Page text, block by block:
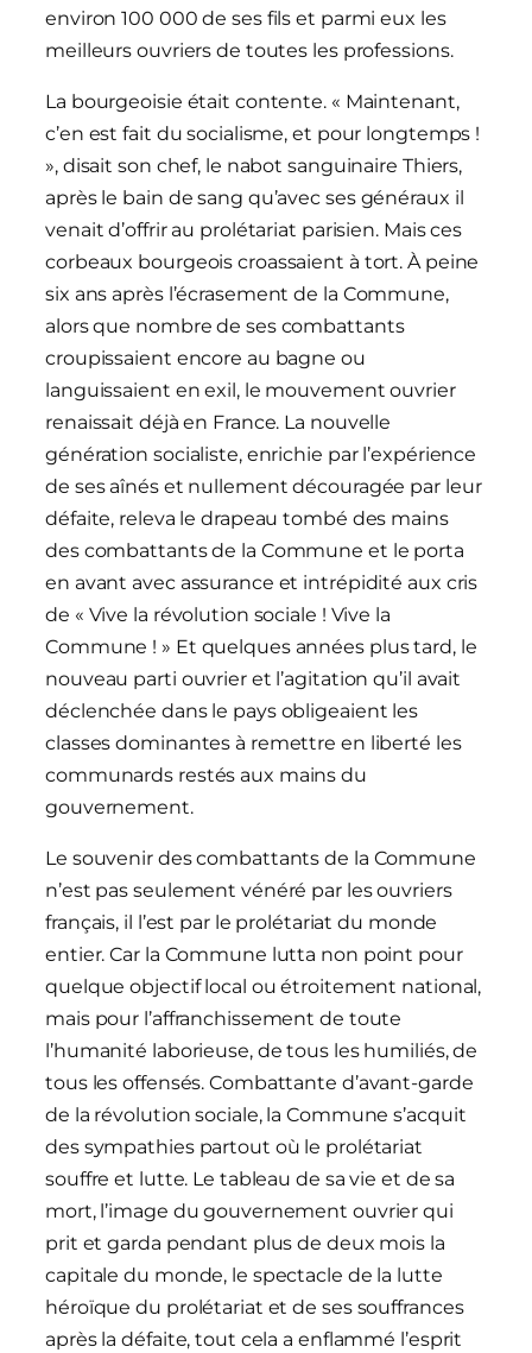
environ 100 000 de ses fils et parmi eux les
meilleurs ouvriers de toutes les professions.
La bourgeoisie était contente. « Maintenant,
c’en est fait du socialisme, et pour longtemps !
», disait son chef, le nabot sanguinaire Thiers,
après le bain de sang qu’avec ses généraux il
venait d’offrir au prolétariat parisien. Mais ces
corbeaux bourgeois croassaient à tort. À peine
six ans après l’écrasement de la Commune,
alors que nombre de ses combattants
croupissaient encore au bagne ou
languissaient en exil, le mouvement ouvrier
renaissait déjà en France. La nouvelle
génération socialiste, enrichie par l’expérience
de ses aînés et nullement découragée par leur
défaite, releva le drapeau tombé des mains
des combattants de la Commune et le porta
en avant avec assurance et intrépidité aux cris
de « Vive la révolution sociale ! Vive la
Commune ! » Et quelques années plus tard, le
nouveau parti ouvrier et l’agitation qu’il avait
déclenchée dans le pays obligeaient les
classes dominantes à remettre en liberté les
communards restés aux mains du
gouvernement.
Le souvenir des combattants de la Commune
n’est pas seulement vénéré par les ouvriers
français, il l’est par le prolétariat du monde
entier. Car la Commune lutta non point pour
quelque objectif local ou étroitement national,
mais pour l’affranchissement de toute
l’humanité laborieuse, de tous les humiliés, de
tous les offensés. Combattante d’avant-garde
de la révolution sociale, la Commune s’acquit
des sympathies partout où le prolétariat
souffre et lutte. Le tableau de sa vie et de sa
mort, l’image du gouvernement ouvrier qui
prit et garda pendant plus de deux mois la
capitale du monde, le spectacle de la lutte
héroïque du prolétariat et de ses souffrances
après la défaite, tout cela a enflammé l’esprit